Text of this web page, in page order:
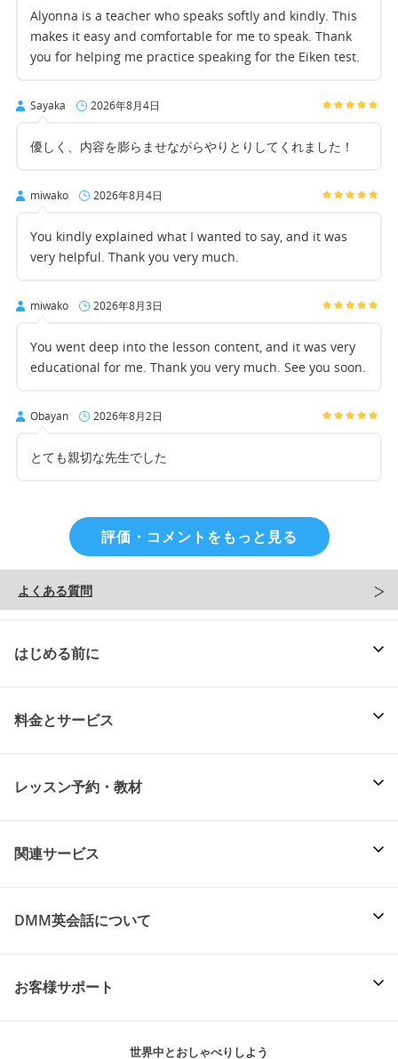
Alyonna is a teacher who speaks softly and kindly. This
makes it easy and comfortable for me to speak. Thank
you for helping me practice speaking for the Eiken test.
Sayaka 2026年8月4日
優しく、内容を膨らませながらやりとりしてくれました！
miwako 2026年8月4日
You kindly explained what I wanted to say, and it was
very helpful. Thank you very much.
miwako 2026年8月3日
You went deep into the lesson content, and it was very
educational for me. Thank you very much. See you soon.
Obayan 2026年8月2日
とても親切な先生でした
評価・コメントをもっと見る
よくある質問
はじめる前に
料金とサービス
レッスン予約・教材
関連サービス
DMM英会話について
お客様サポート
世界中とおしゃべりしよう